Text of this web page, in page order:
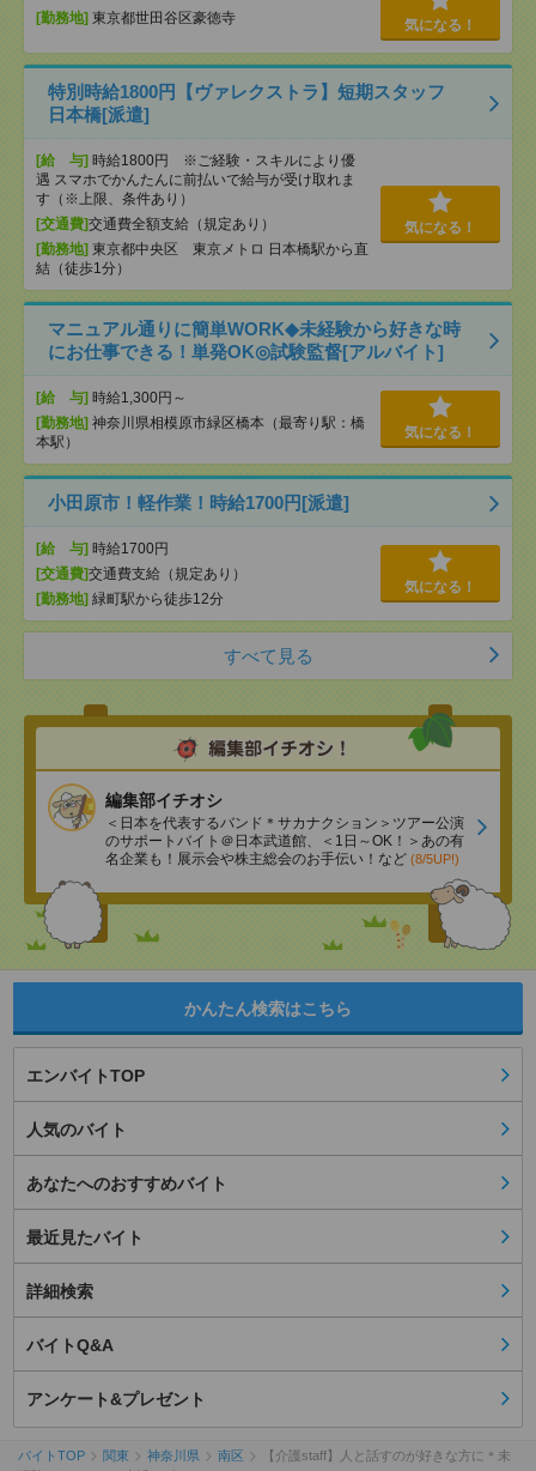
[勤務地] 東京都世田谷区豪徳寺 気になる！
特別時給1800円【ヴァレクストラ】短期スタッフ
日本橋[派遣]
[給 与] 時給1800円 ※ご経験・スキルにより優
遇 スマホでかんたんに前払いで給与が受け取れま
す（※上限、条件あり）
[交通費]交通費全額支給（規定あり）
[勤務地] 東京都中央区 東京メトロ 日本橋駅から直
結（徒歩1分）
気になる！
マニュアル通りに簡単WORK◆未経験から好きな時
にお仕事できる！単発OK◎試験監督[アルバイト]
[給 与] 時給1,300円～
[勤務地] 神奈川県相模原市緑区橋本（最寄り駅：橋
本駅）
気になる！
小田原市！軽作業！時給1700円[派遣]
[給 与] 時給1700円
[交通費]交通費支給（規定あり）
[勤務地] 緑町駅から徒歩12分
気になる！
すべて見る
編集部イチオシ
＜日本を代表するバンド＊サカナクション＞ツアー公演
のサポートバイト＠日本武道館、＜1日～OK！＞あの有
名企業も！展示会や株主総会のお手伝い！など (8/5UP!)
かんたん検索はこちら
エンバイトTOP
人気のバイト
あなたへのおすすめバイト
最近見たバイト
詳細検索
バイトQ&A
アンケート&プレゼント
バイトTOP 関東 神奈川県 南区
【介護staff】人と話すのが好きな方に＊未